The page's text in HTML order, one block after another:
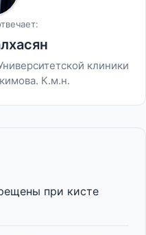
клиники
К.м.н.
при кисте